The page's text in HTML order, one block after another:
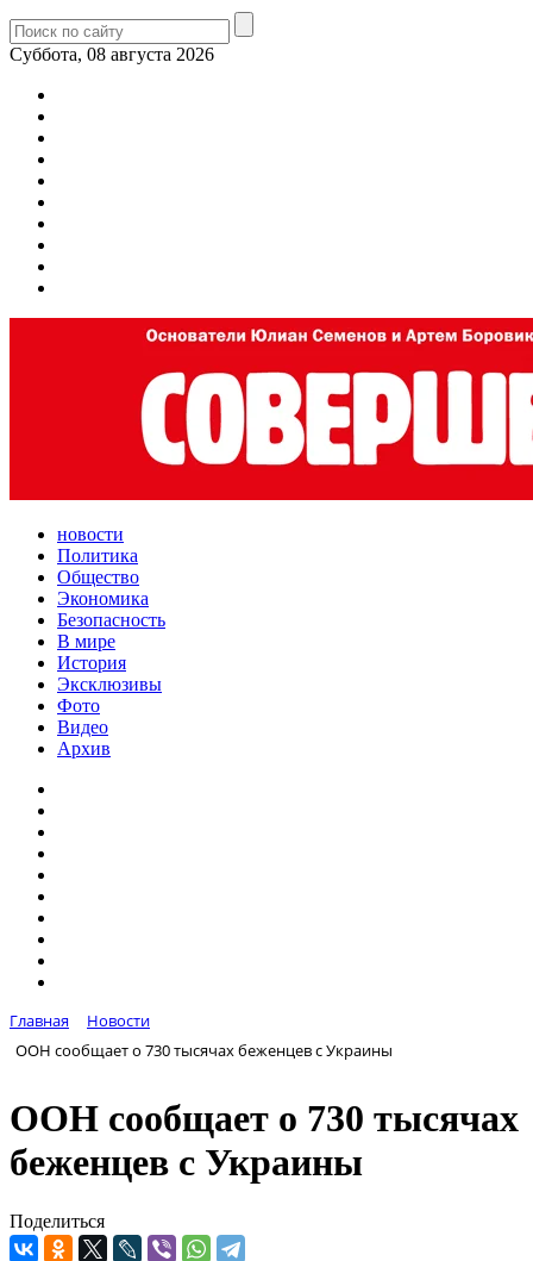
Суббота, 08 августа 2026
новости
Политика
Общество
Экономика
Безопасность
В мире
История
Эксклюзивы
Фото
Видео
Архив
Главная
Новости
ООН сообщает о 730 тысячах беженцев с Украины
ООН сообщает о 730 тысячах
беженцев с Украины
Поделиться